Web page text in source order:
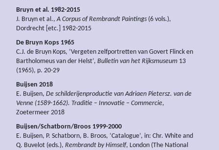
Bruyn et al. 1982-2015
J. Bruyn et al.,A Corpus of Rembrandt Paintings (6 vols.),
Dordrecht [etc.] 1982-2015
De Bruyn Kops 1965
C.J. de Bruyn Kops, ‘Vergeten zelfportretten van Govert Flinck en
Bartholomeus van der Helst’, Bulletin van het Rijksmuseum 13
(1965), p. 20-29
Buijsen 2018
E. Buijsen, De schilderijenproductie van Adriaen Pietersz. van de
Venne (1589-1662). Traditie – Innovatie – Commercie,
Zoetermeer 2018
Buijsen/Schatborn/Broos 1999-2000
E. Buijsen, P. Schatborn, B. Broos, ‘Catalogue’, in: Chr. White and
Q. Buvelot (eds.), Rembrandt by Himself, London (The National